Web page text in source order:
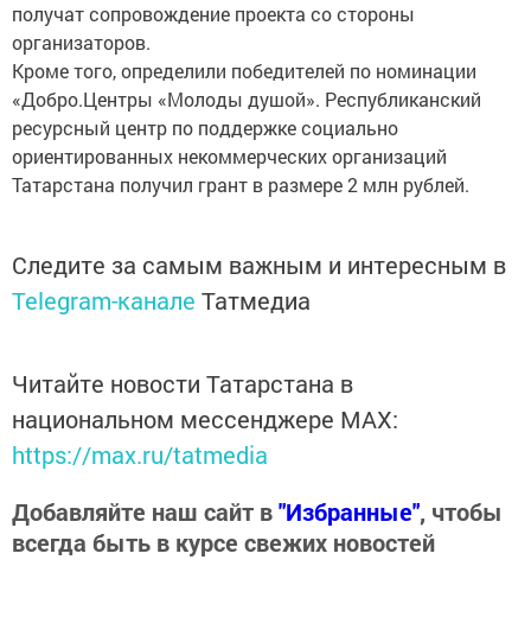
получат сопровождение проекта со стороны
организаторов.
Кроме того, определили победителей по номинации
«Добро.Центры «Молоды душой». Республиканский
ресурсный центр по поддержке социально
ориентированных некоммерческих организаций
Татарстана получил грант в размере 2 млн рублей.
Следите за самым важным и интересным в
Telegram-канале Татмедиа
Читайте новости Татарстана в
национальном мессенджере MАХ:
https://max.ru/tatmedia
Добавляйте наш сайт в"Избранные", чтобы
всегда быть в курсе свежих новостей